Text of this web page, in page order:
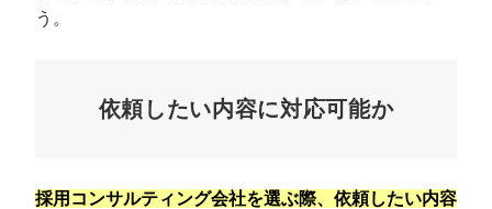
う。
依頼したい内容に対応可能か
採用コンサルティング会社を選ぶ際、依頼したい内容